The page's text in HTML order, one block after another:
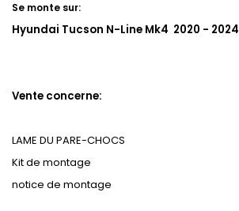
Se monte sur:
Hyundai Tucson N-Line Mk4 2020 - 2024
Vente concerne:
LAME DU PARE-CHOCS
Kit de montage
notice de montage